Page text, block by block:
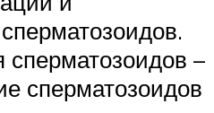
сперматозоидов –
сперматозоидов